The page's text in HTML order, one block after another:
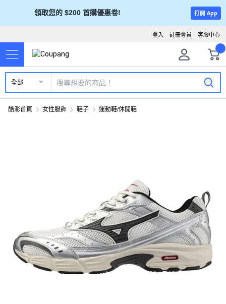
領取您的 $200 首購優惠卷! 打開 App
客服中心
註冊會員
登入
全部
酷澎首頁 女性服飾 鞋子 運動鞋/休閒鞋